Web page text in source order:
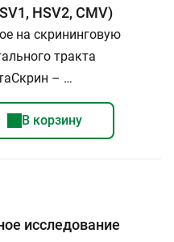
HSV2, CMV)
на скрининговую
тракта
– …
В корзину
исследование